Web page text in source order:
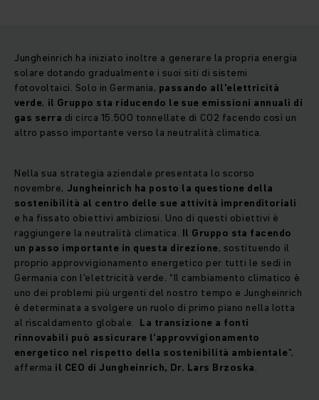
Jungheinrich ha iniziato inoltre a generare la propria energia
solare dotando gradualmente i suoi siti di sistemi
fotovoltaici. Solo in Germania, passando all'elettricità
verde, il Gruppo sta riducendo le sue emissioni annuali di
gas serra di circa 15.500 tonnellate di CO2 facendo così un
altro passo importante verso la neutralità climatica.
Nella sua strategia aziendale presentata lo scorso
novembre, Jungheinrich ha posto la questione della
sostenibilità al centro delle sue attività imprenditoriali
e ha fissato obiettivi ambiziosi. Uno di questi obiettivi è
raggiungere la neutralità climatica. Il Gruppo sta facendo
un passo importante in questa direzione, sostituendo il
proprio approvvigionamento energetico per tutti le sedi in
Germania con l'elettricità verde. “Il cambiamento climatico è
uno dei problemi più urgenti del nostro tempo e Jungheinrich
è determinata a svolgere un ruolo di primo piano nella lotta
al riscaldamento globale. La transizione a fonti
rinnovabili può assicurare l’approvvigionamento
energetico nel rispetto della sostenibilità ambientale",
afferma il CEO di Jungheinrich, Dr. Lars Brzoska.